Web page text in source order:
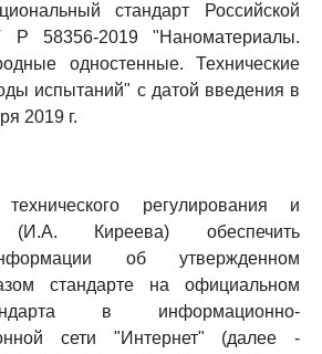
стандарт Российской
Р 58356-2019 "Наноматериалы.
одностенные. Технические
испытаний" с датой введения в
2019 г.
регулирования и
(И.А. Киреева) обеспечить
об утвержденном
стандарте на официальном
в информационно-
сети "Интернет" (далее -